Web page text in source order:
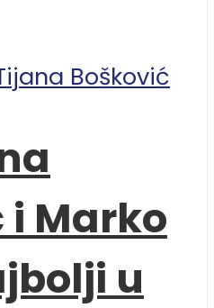
i Marko
u